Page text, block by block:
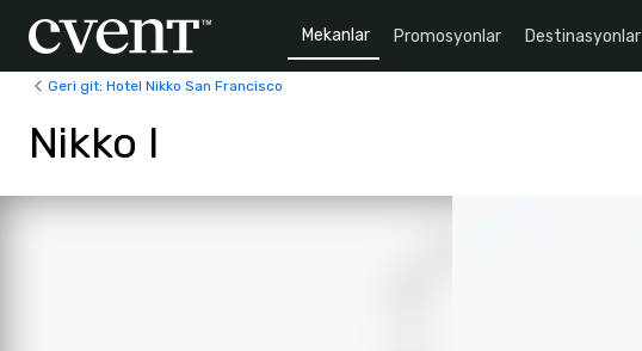
Mekanlar Promosyonlar Destinasyonlar
Geri git: Hotel Nikko San Francisco
Nikko I